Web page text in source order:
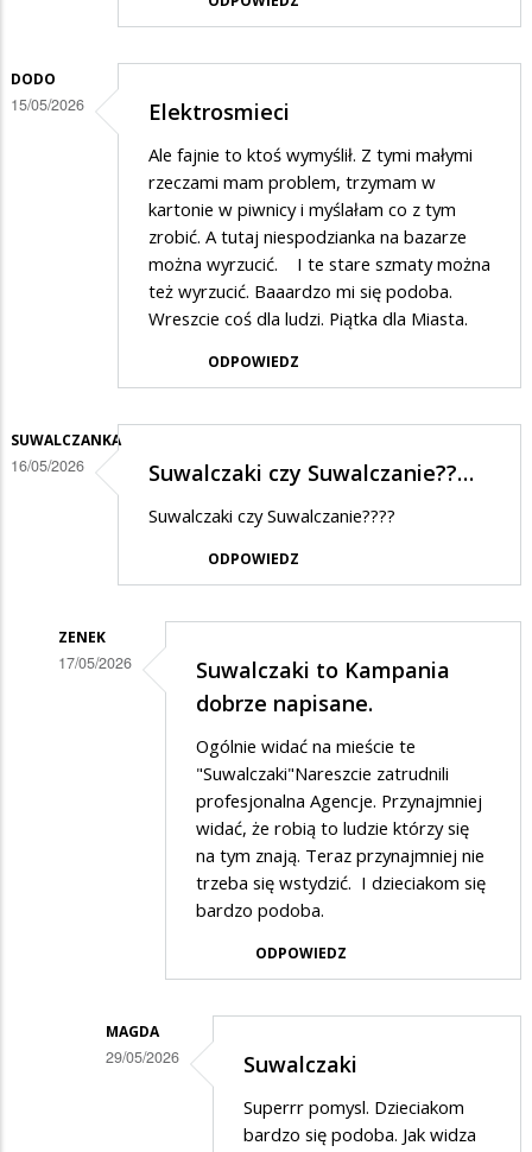
DODO
15/05/2026 Elektrosmieci
Ale fajnie to ktoś wymyślił. Z tymi małymi
rzeczami mam problem, trzymam w
kartonie w piwnicy i myślałam co z tym
zrobić. A tutaj niespodzianka na bazarze
można wyrzucić. I te stare szmaty można
też wyrzucić. Baaardzo mi się podoba.
Wreszcie coś dla ludzi. Piątka dla Miasta.
ODPOWIEDZ
SUWALCZANKA
16/05/2026 Suwalczaki czy Suwalczanie??…
Suwalczaki czy Suwalczanie????
ODPOWIEDZ
ZENEK
17/05/2026
Suwalczanie??…
Suwalczaki to Kampania
dobrze napisane.
Ogólnie widać na mieście te
"Suwalczaki"Nareszcie zatrudnili
profesjonalna Agencje. Przynajmniej
widać, że robią to ludzie którzy się
na tym znają. Teraz przynajmniej nie
trzeba się wstydzić. I dzieciakom się
bardzo podoba.
ODPOWIEDZ
MAGDA
29/05/2026 Suwalczaki
Superrr pomysl. Dzieciakom
bardzo się podoba. Jak widza